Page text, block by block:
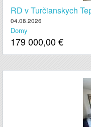
RD v Turčianskych
04.08.2026
Domy
179 000,00€